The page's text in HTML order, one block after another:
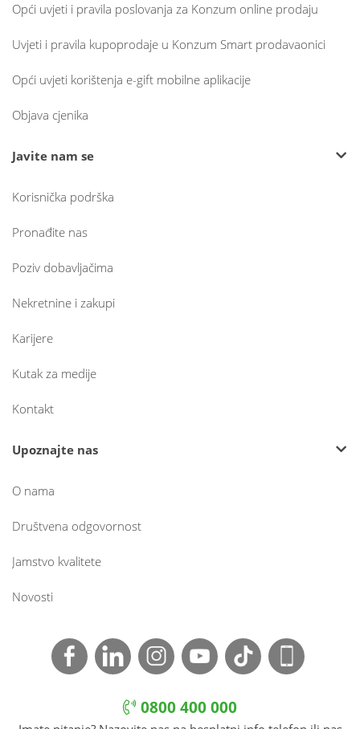
Opći uvjeti i pravila poslovanja za Konzum online prodaju
Uvjeti i pravila kupoprodaje u Konzum Smart prodavaonici
Opći uvjeti korištenja e-gift mobilne aplikacije
Objava cjenika
Javite nam se
Korisnička podrška
Pronađite nas
Poziv dobavljačima
Nekretnine i zakupi
Karijere
Kutak za medije
Kontakt
Upoznajte nas
O nama
Društvena odgovornost
Jamstvo kvalitete
Novosti
0800 400 000